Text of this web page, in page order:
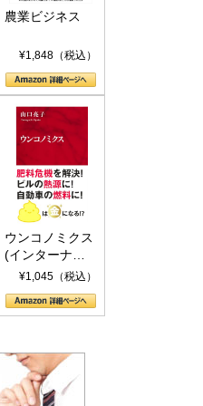
農業ビジネス
¥1,848（税込）
ウンコノミクス
(インターナシ
ョナル新書)
¥1,045（税込）